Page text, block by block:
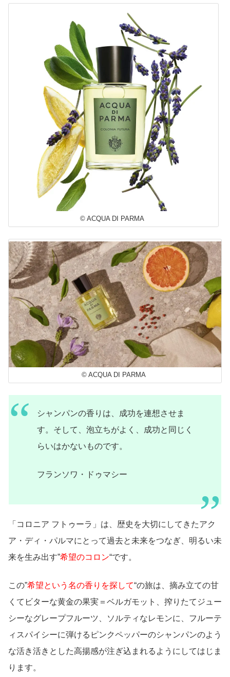
© ACQUA DI PARMA
© ACQUA DI PARMA
シャンパンの香りは、成功を連想させま
す。そして、泡立ちがよく、成功と同じく
らいはかないものです。
フランソワ・ドゥマシー
「コロニア フトゥーラ」は、歴史を大切にしてきたアク
ア・ディ・パルマにとって過去と未来をつなぎ、明るい未
来を生み出す”希望のコロン“です。
この”希望という名の香りを探して“の旅は、摘み立ての甘
くてビターな黄金の果実＝ベルガモット、搾りたてジュー
シーなグレープフルーツ、ソルティなレモンに、フルーテ
ィスパイシーに弾けるピンクペッパーのシャンパンのよう
な活き活きとした高揚感が注ぎ込まれるようにしてはじま
ります。